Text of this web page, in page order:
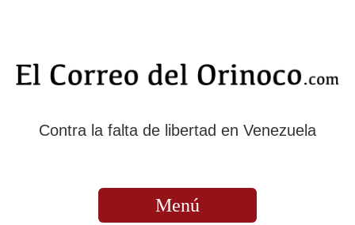
Contra la falta de libertad en Venezuela
Menú